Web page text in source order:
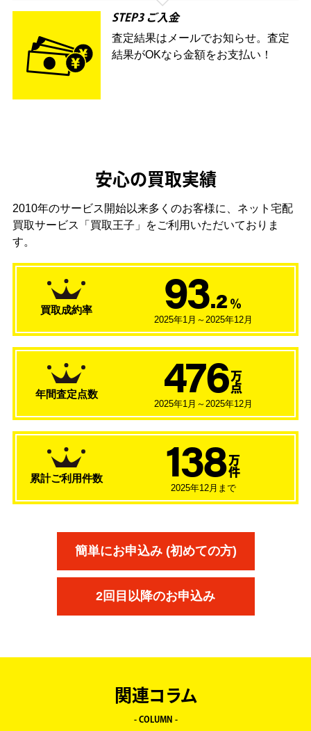
STEP3 ご入金
査定結果はメールでお知らせ。査定
結果がOKなら金額をお支払い！
安心の買取実績
2010年のサービス開始以来多くのお客様に、 ネット宅配
買取サービス「買取王子」をご利用いただいておりま
す。
買取成約率 93.2 ％
2025年1月～2025年12月
年間査定点数 476 万
点
2025年1月～2025年12月
累計ご利用件数 138 万
件
2025年12月まで
簡単にお申込み (初めての方)
2回目以降のお申込み
関連コラム
- COLUMN -